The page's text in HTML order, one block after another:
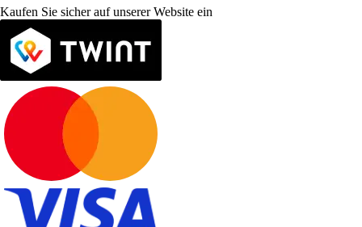
Kaufen Sie sicher auf unserer Website ein